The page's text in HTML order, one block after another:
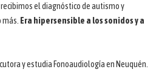
el diagnóstico de autismo y
Era hipersensible a los sonidos y a
y estudia Fonoaudiología en Neuquén.